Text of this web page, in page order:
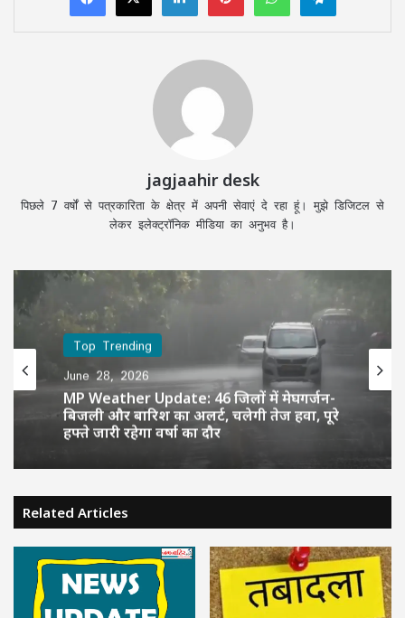
jagjaahir desk
पिछले 7 वर्षों से पत्रकारिता के क्षेत्र में अपनी सेवाएं दे रहा हूं। मुझे डिजिटल से
लेकर इलेक्ट्रॉनिक मीडिया का अनुभव है।
Top Trending
June 28, 2026
MP Weather Update: 46 जिलों में मेघगर्जन-
बिजली और बारिश का अलर्ट, चलेगी तेज हवा, पूरे
हफ्ते जारी रहेगा वर्षा का दौर
Related Articles